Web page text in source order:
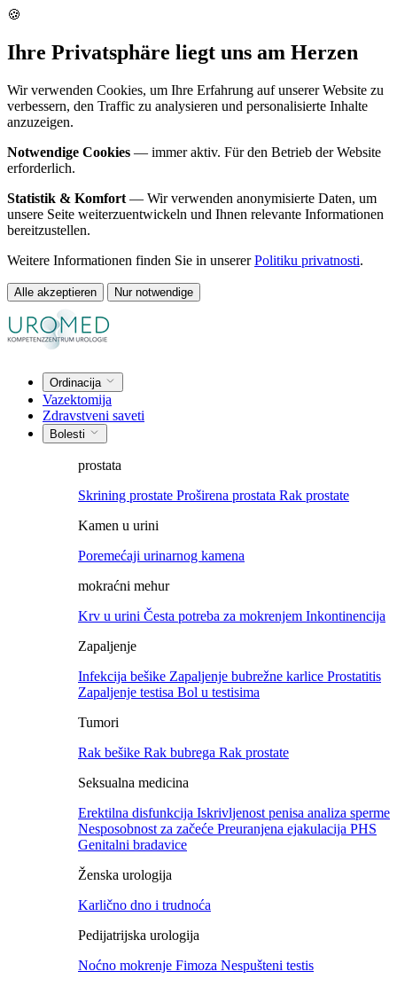
🍪
Ihre Privatsphäre liegt uns am Herzen
Wir verwenden Cookies, um Ihre Erfahrung auf unserer Website zu
verbessern, den Traffic zu analysieren und personalisierte Inhalte
anzuzeigen.
Notwendige Cookies — immer aktiv. Für den Betrieb der Website
erforderlich.
Statistik & Komfort — Wir verwenden anonymisierte Daten, um
unsere Seite weiterzuentwickeln und Ihnen relevante Informationen
bereitzustellen.
Weitere Informationen finden Sie in unsererPolitiku privatnosti.
Alle akzeptieren Nur notwendige
Ordinacija
Vazektomija
Zdravstveni saveti
Bolesti
prostata
Skrining prostate Proširena prostata Rak prostate
Kamen u urini
Poremećaji urinarnog kamena
mokraćni mehur
Krv u urini Česta potreba za mokrenjem Inkontinencija
Zapaljenje
Infekcija bešike Zapaljenje bubrežne karlice Prostatitis
Zapaljenje testisa Bol u testisima
Tumori
Rak bešike Rak bubrega Rak prostate
Seksualna medicina
Erektilna disfunkcija Iskrivljenost penisa analiza sperme
Nesposobnost za začeće Preuranjena ejakulacija PHS
Genitalni bradavice
Ženska urologija
Karlično dno i trudnoća
Pedijatrijska urologija
Noćno mokrenje Fimoza Nespušteni testis